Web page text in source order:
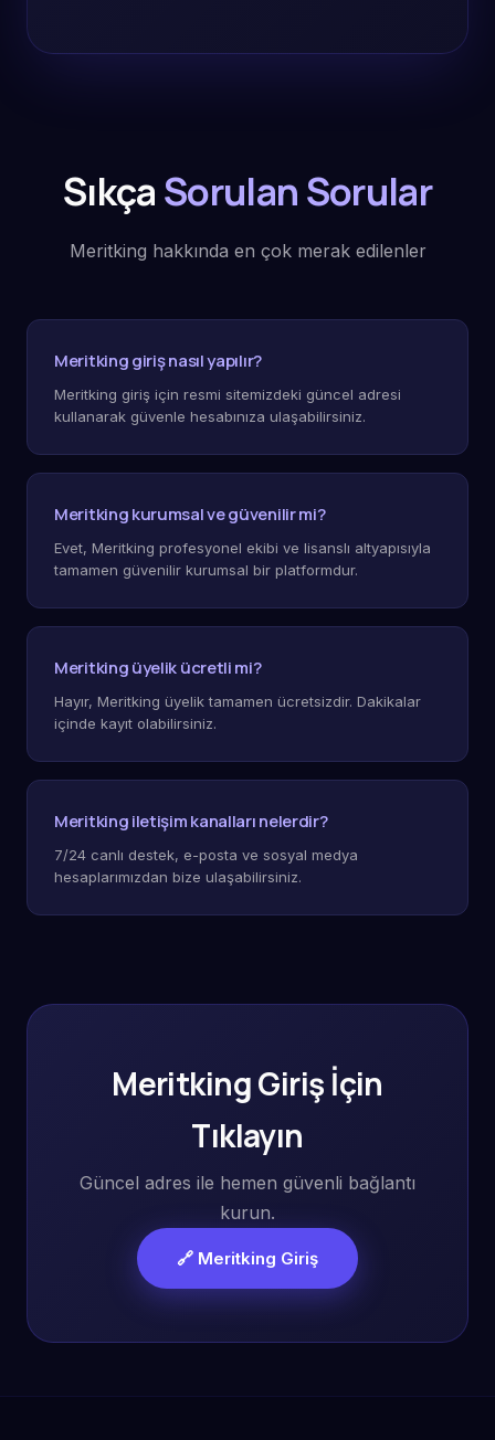
SıkçaSorulan Sorular
Meritking hakkında en çok merak edilenler
Meritking giriş nasıl yapılır?
Meritking giriş için resmi sitemizdeki güncel adresi
kullanarak güvenle hesabınıza ulaşabilirsiniz.
Meritking kurumsal ve güvenilir mi?
Evet, Meritking profesyonel ekibi ve lisanslı altyapısıyla
tamamen güvenilir kurumsal bir platformdur.
Meritking üyelik ücretli mi?
Hayır, Meritking üyelik tamamen ücretsizdir. Dakikalar
içinde kayıt olabilirsiniz.
Meritking iletişim kanalları nelerdir?
7/24 canlı destek, e-posta ve sosyal medya
hesaplarımızdan bize ulaşabilirsiniz.
Meritking Giriş İçin
Tıklayın
Güncel adres ile hemen güvenli bağlantı
kurun.
🔗 Meritking Giriş